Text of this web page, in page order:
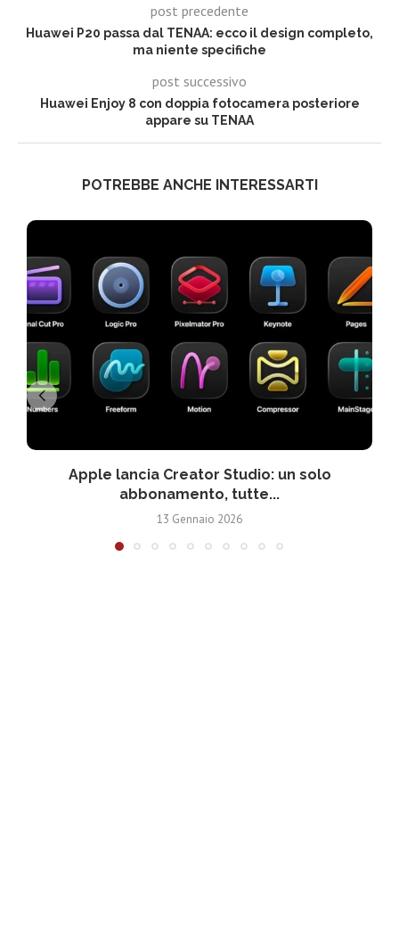
post precedente
Huawei P20 passa dal TENAA: ecco il design completo,
ma niente specifiche
post successivo
Huawei Enjoy 8 con doppia fotocamera posteriore
appare su TENAA
POTREBBE ANCHE INTERESSARTI
Apple lancia Creator Studio: un solo
abbonamento, tutte...
13 Gennaio 2026